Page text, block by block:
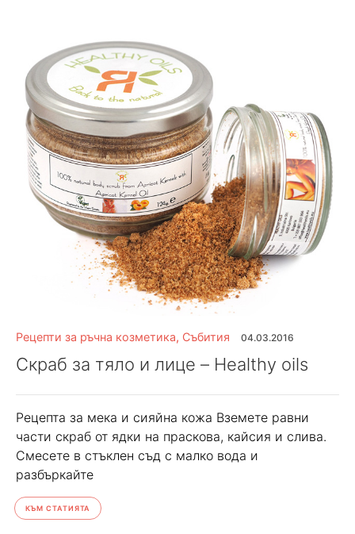
Рецепти за ръчна козметика, Събития 04.03.2016
Скраб за тяло и лице – Healthy oils
Рецепта за мека и сияйна кожа Вземете равни
части скраб от ядки на праскова, кайсия и слива.
Смесете в стъклен съд с малко вода и
разбъркайте
КЪМ СТАТИЯТА